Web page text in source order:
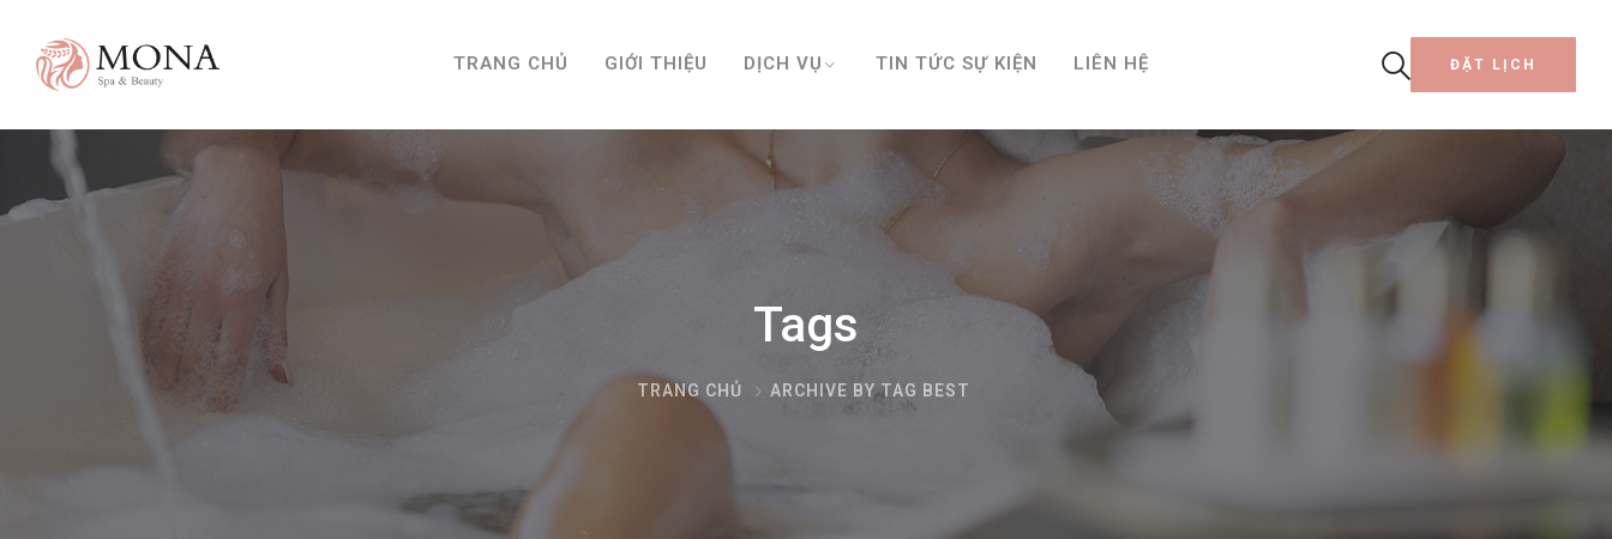
TRANG CHỦ GIỚI THIỆU DỊCH VỤ TIN TỨC SỰ KIỆN LIÊN HỆ ĐẶT LỊCH
TRANG CHỦ ARCHIVE BY TAG BEST
Tags